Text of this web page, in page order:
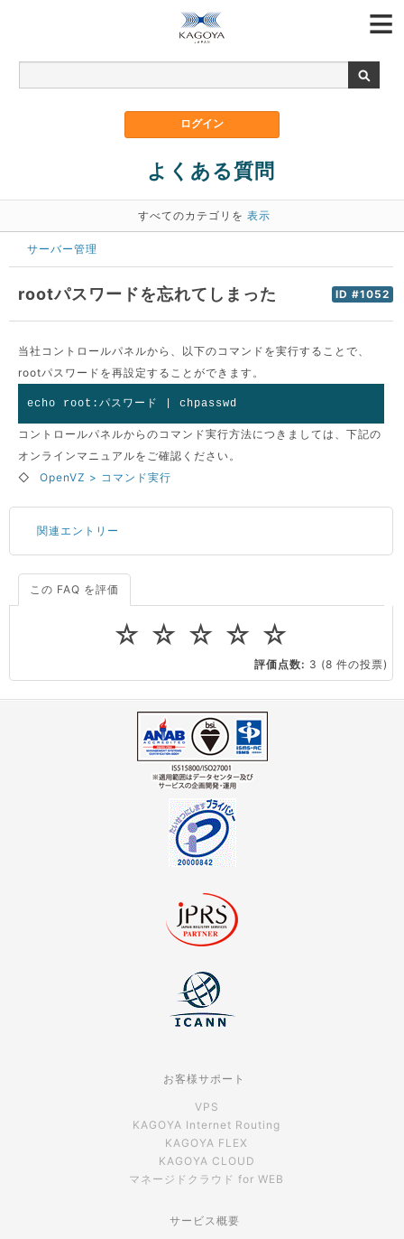
よくある質問
すべてのカテゴリを 表示
サーバー管理
ID #1052
rootパスワードを忘れてしまった
当社コントロールパネルから、以下のコマンドを実行することで、
rootパスワードを再設定することができます。
echo root:パスワード | chpasswd
コントロールパネルからのコマンド実行方法につきましては、下記の
オンラインマニュアルをご確認ください。
◇
OpenVZ > コマンド実行
関連エントリー
サーバーが重いので調査してほしい
CPUやメモリをアップグレードしたい
この FAQ を評価
☆
☆
☆
☆
☆
評価点数: 3 (8 件の投票)
お客様サポート
VPS
KAGOYA Internet Routing
KAGOYA FLEX
KAGOYA CLOUD
マネージドクラウド for WEB
サービス概要